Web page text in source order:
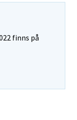
finns på